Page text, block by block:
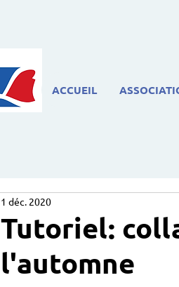
ACCUEIL
Tutoriel:
l'automne
1 déc. 2020